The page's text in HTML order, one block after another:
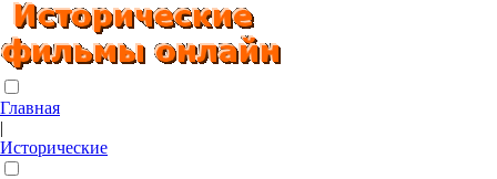
Главная
|
Исторические